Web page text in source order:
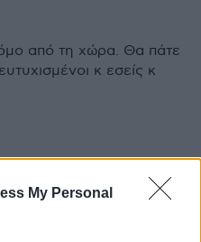
My Personal
από τη χώρα. Θα πάτε
κ εσείς κ
παντού